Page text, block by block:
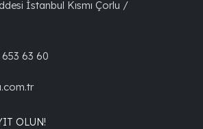
İstanbul Kısmı Çorlu /
63 60
OLUN!